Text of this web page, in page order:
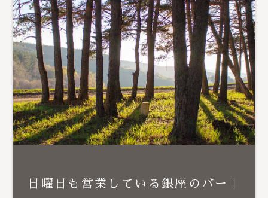
日曜日も営業している銀座のバー｜